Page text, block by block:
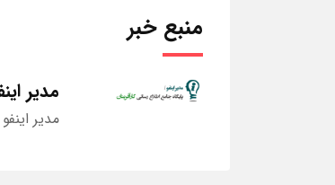
منبع خبر
مدیر
مدیر